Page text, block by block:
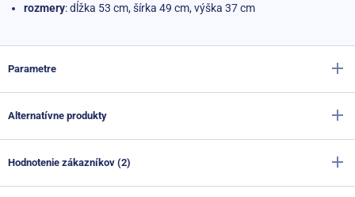
rozmery: dĺžka 53 cm, šírka 49 cm, výška 37 cm
Parametre
Výrobca
Farba
Výška 37 cm
Alternatívne produkty
Hodnotenie zákazníkov (2)